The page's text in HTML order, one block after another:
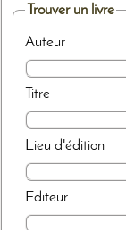
Trouver un livre
Auteur
Titre
Lieu d'édition
Editeur